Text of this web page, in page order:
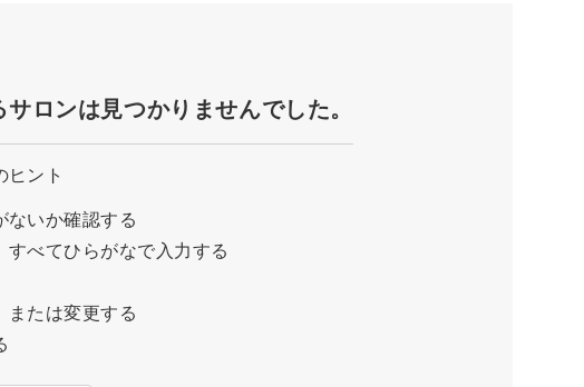
ロンは見つかりませんでした。
ヒント
ないか確認する
べてひらがなで入力する
または変更する